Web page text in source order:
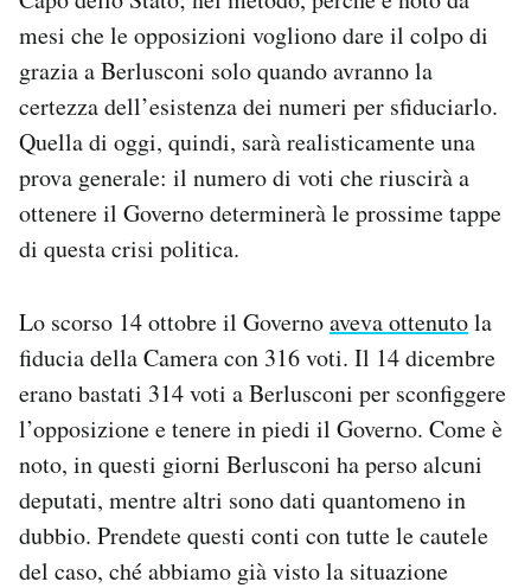
mesi che le opposizioni vogliono dare il colpo di
grazia a Berlusconi solo quando avranno la
certezza dell’esistenza dei numeri per sfiduciarlo.
Quella di oggi, quindi, sarà realisticamente una
prova generale: il numero di voti che riuscirà a
ottenere il Governo determinerà le prossime tappe
di questa crisi politica.
Lo scorso 14 ottobre il Governoaveva ottenutola
fiducia della Camera con 316 voti. Il 14 dicembre
erano bastati 314 voti a Berlusconi per sconfiggere
l’opposizione e tenere in piedi il Governo. Come è
noto, in questi giorni Berlusconi ha perso alcuni
deputati, mentre altri sono dati quantomeno in
dubbio. Prendete questi conti con tutte le cautele
del caso, ché abbiamo già visto la situazione